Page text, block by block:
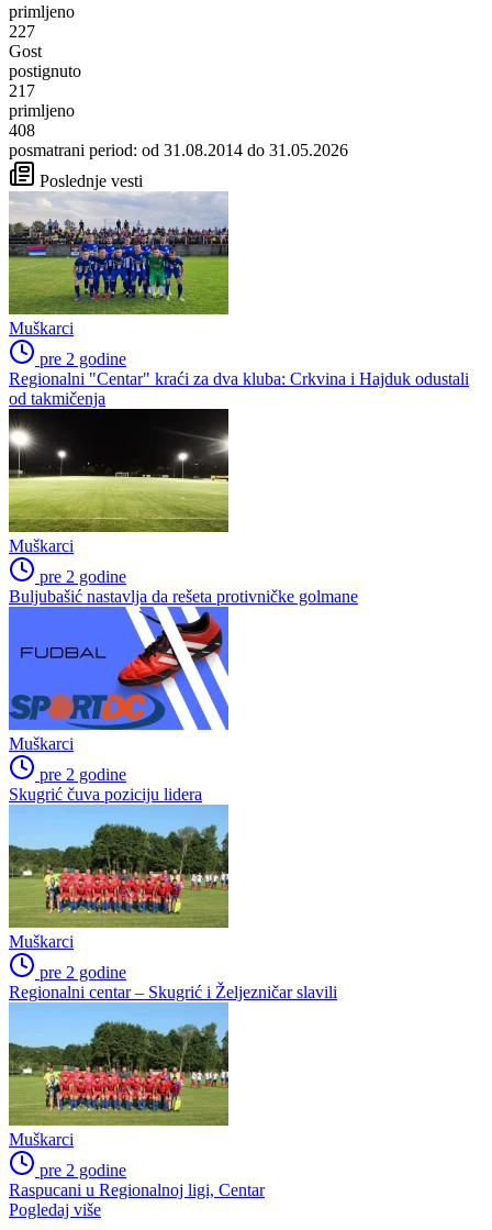
primljeno
227
Gost
postignuto
217
primljeno
408
posmatrani period: od 31.08.2014 do 31.05.2026
Poslednje vesti
Muškarci
pre 2 godine
Regionalni "Centar" kraći za dva kluba: Crkvina i Hajduk odustali
od takmičenja
Muškarci
pre 2 godine
Buljubašić nastavlja da rešeta protivničke golmane
Muškarci
pre 2 godine
Skugrić čuva poziciju lidera
Muškarci
pre 2 godine
Regionalni centar – Skugrić i Željezničar slavili
Muškarci
pre 2 godine
Raspucani u Regionalnoj ligi, Centar
Pogledaj više